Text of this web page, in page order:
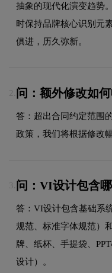
抽象的现代化演变趋势
时保持品牌核心识别元
俱进，历久弥新。
2. 问：额外修改如
答：超出合同约定范围
政策，我们将根据修改
3. 问：VI设计包含
答：VI设计包含基础系
规范、标准字体规范）
牌、纸杯、手提袋、
设计）。